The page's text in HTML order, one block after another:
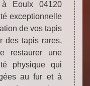
à Eoulx 04120
exceptionnelle
de vos tapis
des tapis rares,
restaurer une
physique qui
au fur et à